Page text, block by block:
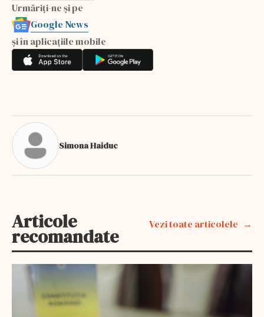
Urmăriți-ne și pe
Google News
și în aplicațiile mobile
Simona Haiduc
Articole
recomandate
Vezi toate articolele